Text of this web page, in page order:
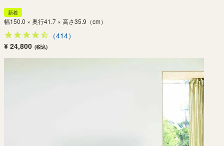
新着
幅150.0 × 奥行41.7 × 高さ35.9（cm）
（414）
¥ 24,800 (税込)